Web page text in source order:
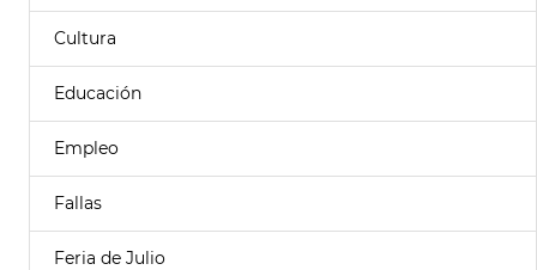
Cultura
Educación
Empleo
Fallas
Feria de Julio